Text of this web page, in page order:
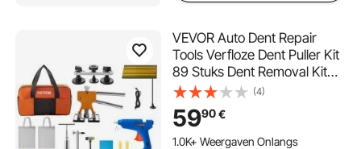
VEVOR Auto Dent Repair
Tools Verfloze Dent Puller Kit
89 Stuks Dent Removal Kit
van Aluminiumlegering,
Rubber en Kunststof voor Alle
Soorten Auto's en Het
Repareren van Deuk van Het
(4)
5990€
1.0K+ Weergaven Onlangs